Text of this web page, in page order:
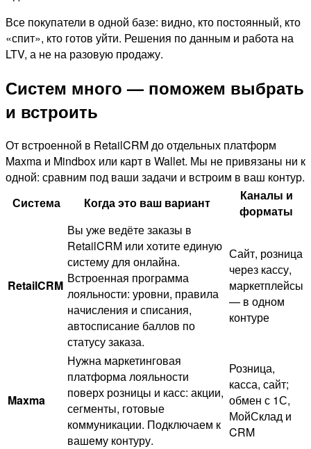
Все покупатели в одной базе: видно, кто постоянный, кто
«спит», кто готов уйти. Решения по данным и работа на
LTV, а не на разовую продажу.
Систем много — поможем выбрать
и встроить
От встроенной в RetailCRM до отдельных платформ
Maxma и Mindbox или карт в Wallet. Мы не привязаны ни к
одной: сравним под ваши задачи и встроим в ваш контур.
Система
Когда это ваш вариант
Каналы и
форматы
RetailCRM
Вы уже ведёте заказы в
RetailCRM или хотите единую
систему для онлайна.
Встроенная программа
лояльности: уровни, правила
начисления и списания,
автосписание баллов по
статусу заказа.
Сайт, розница
через кассу,
маркетплейсы
— в одном
контуре
Maxma
Нужна маркетинговая
платформа лояльности
поверх розницы и касс: акции,
сегменты, готовые
коммуникации. Подключаем к
вашему контуру.
Розница,
касса, сайт;
обмен с 1С,
МойСклад и
CRM